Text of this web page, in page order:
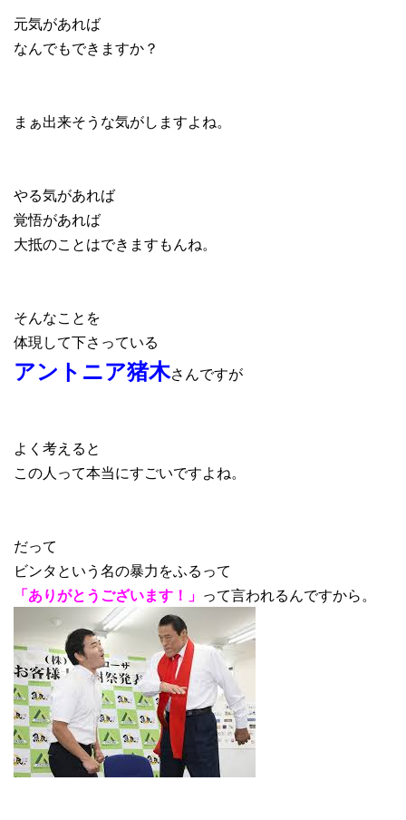
元気があれば
なんでもできますか？
まぁ出来そうな気がしますよね。
やる気があれば
覚悟があれば
大抵のことはできますもんね。
そんなことを
体現して下さっている
アントニア猪木さんですが
よく考えると
この人って本当にすごいですよね。
だって
ビンタという名の暴力をふるって
「ありがとうございます！」 って言われるんですから。